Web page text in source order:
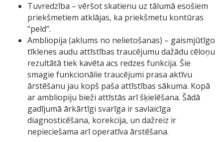
Tuvredzība – vēršot skatienu uz tālumā esošiem
priekšmetiem atklājas, ka priekšmetu kontūras
“peld”.
Ambliopija (aklums no nelietošanas) – gaismjūtīgo
tīklenes audu attīstības traucējumu dažādu cēloņu
rezultātā tiek kavēta acs redzes funkcija. Šie
smagie funkcionālie traucējumi prasa aktīvu
ārstēšanu jau kopš paša attīstības sākuma. Kopā
ar ambliopiju bieži attīstās arī šķielēšana. Šādā
gadījumā ārkārtīgi svarīga ir savlaicīga
diagnosticēšana, korekcija, un dažreiz ir
nepieciešama arī operatīva ārstēšana.